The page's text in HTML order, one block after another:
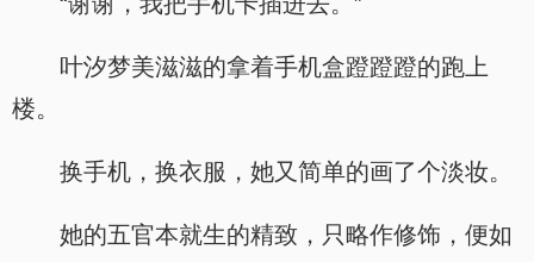
叶汐梦美滋滋的拿着手机盒蹬蹬蹬的跑上
楼。
换手机，换衣服，她又简单的画了个淡妆。
她的五官本就生的精致，只略作修饰，便如